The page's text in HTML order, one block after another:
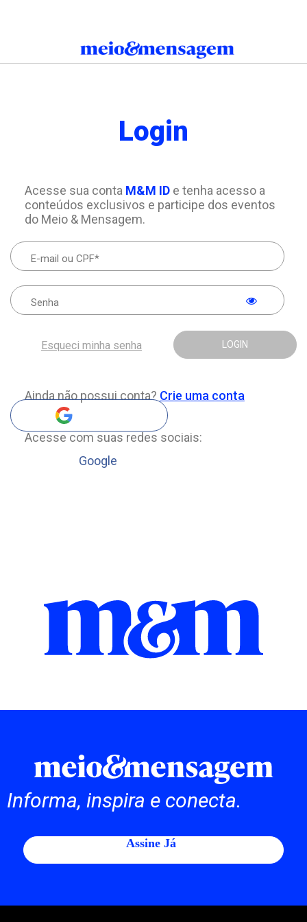
Login
Acesse sua conta M&M IDe tenha acesso a
conteúdos exclusivos e participe dos eventos
do Meio & Mensagem.
LOGIN
Esqueci minha senha
Ainda não possui conta? Crie uma conta
Acesse com suas redes sociais:
Google
Informa, inspira e conecta.
Assine Já